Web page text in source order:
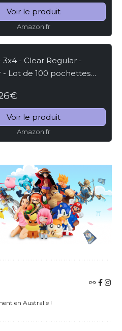
- Taille...
Voir le produit
Amazon.fr
3x4 - Clear Regular -
- Lot de 100 pochettes
comme Pokemon
Voir le produit
Amazon.fr
en Australie !